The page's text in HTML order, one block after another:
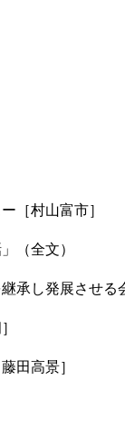
［村山富市］
（全文）
承し発展させる
田高景］